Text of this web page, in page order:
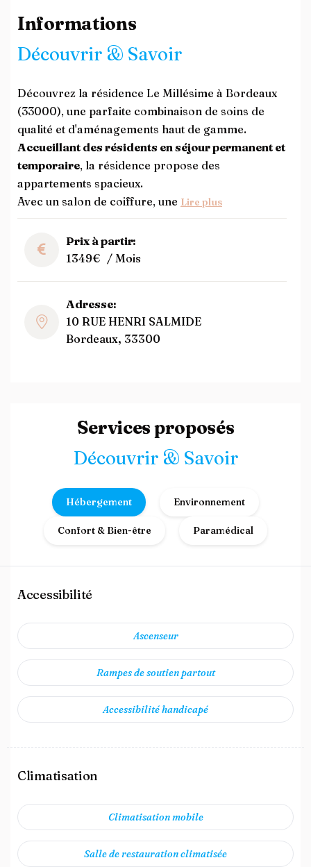
Informations
Découvrir & Savoir
Découvrez la résidence Le Millésime à Bordeaux
(33000), une parfaite combinaison de soins de
qualité et d'aménagements haut de gamme.
Accueillant des résidents en séjour permanent et
temporaire, la résidence propose des
appartements spacieux.
Avec un salon de coiffure, une Lire plus
Prix à partir:
1349€ / Mois
Adresse:
10 RUE HENRI SALMIDE
Bordeaux, 33300
Services proposés
Découvrir & Savoir
Hébergement Environnement
Confort & Bien-être Paramédical
Accessibilité
Ascenseur
Rampes de soutien partout
Accessibilité handicapé
Climatisation
Climatisation mobile
Salle de restauration climatisée